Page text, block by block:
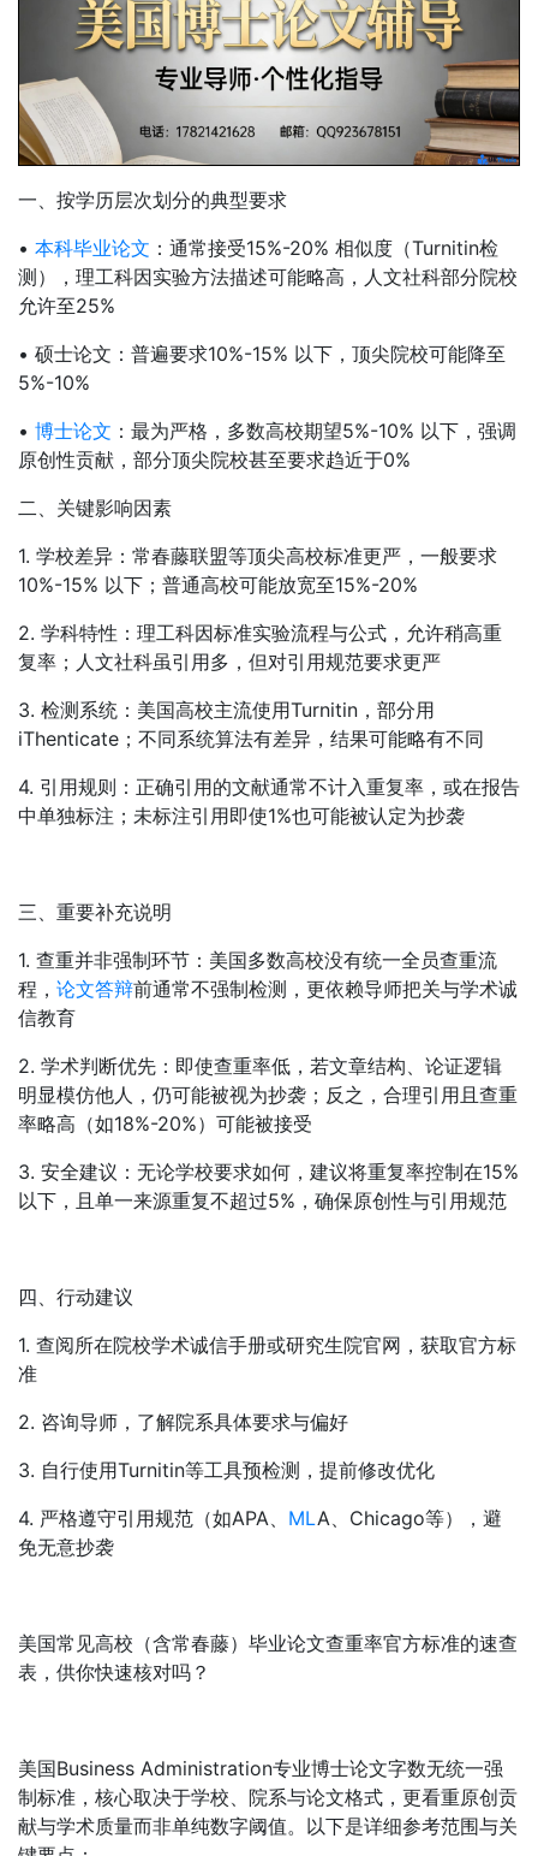
一、按学历层次划分的典型要求
• 本科毕业论文 ：通常接受15%-20% 相似度（Turnitin检
测），理工科因实验方法描述可能略高，人文社科部分院校
允许至25%
• 硕士论文：普遍要求10%-15% 以下，顶尖院校可能降至
5%-10%
• 博士论文 ：最为严格，多数高校期望5%-10% 以下，强调
原创性贡献，部分顶尖院校甚至要求趋近于0%
二、关键影响因素
1. 学校差异：常春藤联盟等顶尖高校标准更严，一般要求
10%-15% 以下；普通高校可能放宽至15%-20%
2. 学科特性：理工科因标准实验流程与公式，允许稍高重
复率；人文社科虽引用多，但对引用规范要求更严
3. 检测系统：美国高校主流使用Turnitin，部分用
iThenticate；不同系统算法有差异，结果可能略有不同
4. 引用规则：正确引用的文献通常不计入重复率，或在报告
中单独标注；未标注引用即使1%也可能被认定为抄袭
三、重要补充说明
1. 查重并非强制环节：美国多数高校没有统一全员查重流
程， 论文答辩前通常不强制检测，更依赖导师把关与学术诚
信教育
2. 学术判断优先：即使查重率低，若文章结构、论证逻辑
明显模仿他人，仍可能被视为抄袭；反之，合理引用且查重
率略高（如18%-20%）可能被接受
3. 安全建议：无论学校要求如何，建议将重复率控制在15%
以下，且单一来源重复不超过5%，确保原创性与引用规范
四、行动建议
1. 查阅所在院校学术诚信手册或研究生院官网，获取官方标
准
2. 咨询导师，了解院系具体要求与偏好
3. 自行使用Turnitin等工具预检测，提前修改优化
4. 严格遵守引用规范（如APA、 MLA、Chicago等），避
免无意抄袭
美国常见高校（含常春藤）毕业论文查重率官方标准的速查
表，供你快速核对吗？
美国Business Administration专业博士论文字数无统一强
制标准，核心取决于学校、院系与论文格式，更看重原创贡
献与学术质量而非单纯数字阈值。以下是详细参考范围与关